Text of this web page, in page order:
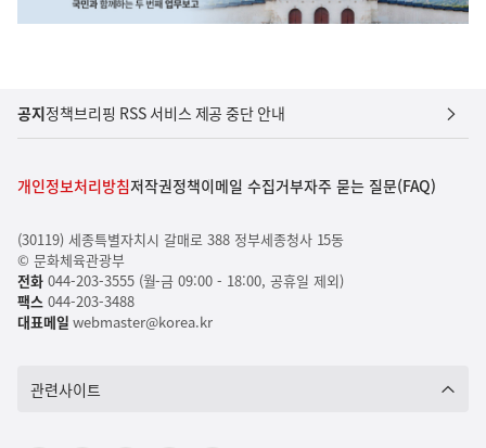
공지정책브리핑 RSS 서비스 제공 중단 안내
개인정보처리방침저작권정책이메일 수집거부자주 묻는 질문(FAQ)
(30119) 세종특별자치시 갈매로 388 정부세종청사 15동
© 문화체육관광부
전화044-203-3555 (월-금 09:00 - 18:00, 공휴일 제외)
팩스044-203-3488
대표메일 webmaster@korea.kr
관련사이트